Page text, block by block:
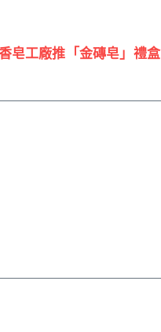
皂工廠推「金磚皂」禮盒